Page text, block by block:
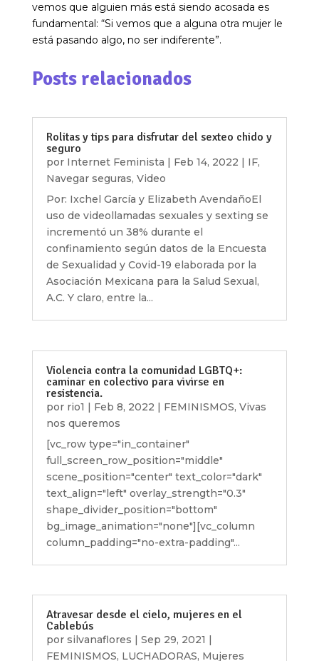
vemos que alguien más está siendo acosada es
fundamental: “Si vemos que a alguna otra mujer le
está pasando algo, no ser indiferente”.
Posts relacionados
Rolitas y tips para disfrutar del sexteo chido y
seguro
por Internet Feminista Feb 14, 2022 IF,
Navegar seguras, Video
Por: Ixchel García y Elizabeth AvendañoEl
uso de videollamadas sexuales y sexting se
incrementó un 38% durante el
confinamiento según datos de la Encuesta
de Sexualidad y Covid-19 elaborada por la
Asociación Mexicana para la Salud Sexual,
A.C. Y claro, entre la...
Violencia contra la comunidad LGBTQ+:
caminar en colectivo para vivirse en
resistencia.
por rio1 | Feb 8, 2022 | FEMINISMOS, Vivas
nos queremos
[vc_row type="in_container"
full_screen_row_position="middle"
scene_position="center" text_color="dark"
text_align="left" overlay_strength="0.3"
shape_divider_position="bottom"
bg_image_animation="none"][vc_column
column_padding="no-extra-padding"...
Atravesar desde el cielo, mujeres en el
Cablebús
por silvanaflores | Sep 29, 2021 |
FEMINISMOS, LUCHADORAS, Mujeres